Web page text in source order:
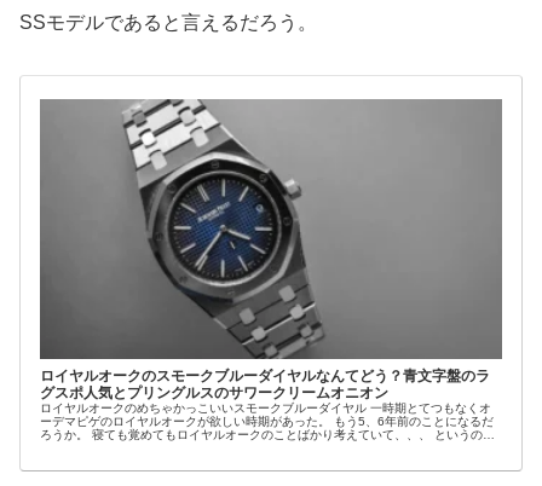
SSモデルであると言えるだろう。
ロイヤルオークのスモークブルーダイヤルなんてどう？青文字盤のラ
グスポ人気とプリングルスのサワークリームオニオン
ロイヤルオークのめちゃかっこいいスモークブルーダイヤル 一時期とてつもなくオ
ーデマピゲのロイヤルオークが欲しい時期があった。 もう5、6年前のことになるだ
ろうか。 寝ても覚めてもロイヤルオークのことばかり考えていて、、、 というのは